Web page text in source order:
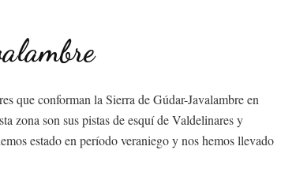
que conforman la Sierra de Gúdar-Javalambre en
zona son sus pistas de esquí de Valdelinares y
estado en período veraniego y nos hemos llevado